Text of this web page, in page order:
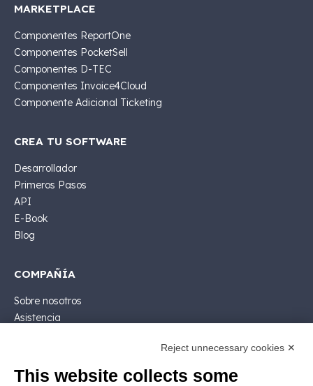
MARKETPLACE
Componentes ReportOne
Componentes PocketSell
Componentes D-TEC
Componentes Invoice4Cloud
Componente Adicional Ticketing
CREA TU SOFTWARE
Desarrollador
Primeros Pasos
API
E-Book
Blog
COMPAÑÍA
Sobre nosotros
Asistencia
Siga Nios4
Reject unnecessary cookies ✕
This website collects some